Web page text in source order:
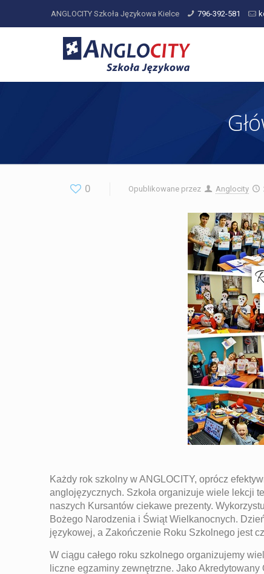
ANGLOCITY Szkoła Językowa Kielce 796-392-581
0 Opublikowane przez Anglocity
Każdy rok szkolny w ANGLOCITY, oprócz
anglojęzycznych. Szkoła organizuje wiele lekcji
naszych Kursantów ciekawe prezenty.
Bożego Narodzenia i Świąt Wielkanocnych.
językowej, a Zakończenie Roku Szkolnego jest
W ciągu całego roku szkolnego organizujemy
liczne egzaminy zewnętrzne. Jako